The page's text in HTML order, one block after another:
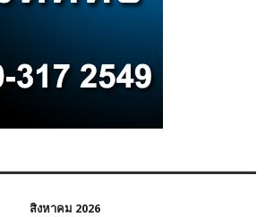
สิงหาคม 2026